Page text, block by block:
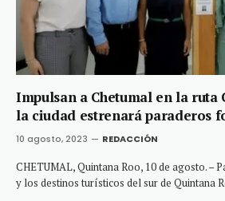
Impulsan a Chetumal en la ruta
la ciudad estrenará paraderos
10 agosto, 2023 REDACCIÓN
CHETUMAL, Quintana Roo, 10 de agosto. –
y los destinos turísticos del sur de Quintana